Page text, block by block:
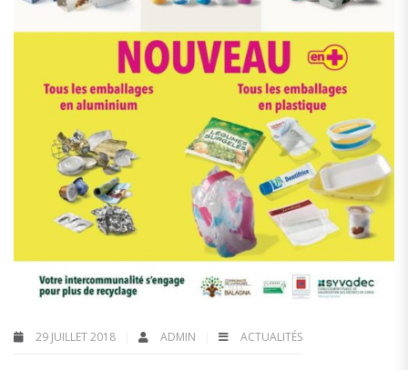
29 JUILLET 2018 ADMIN ACTUALITÉS